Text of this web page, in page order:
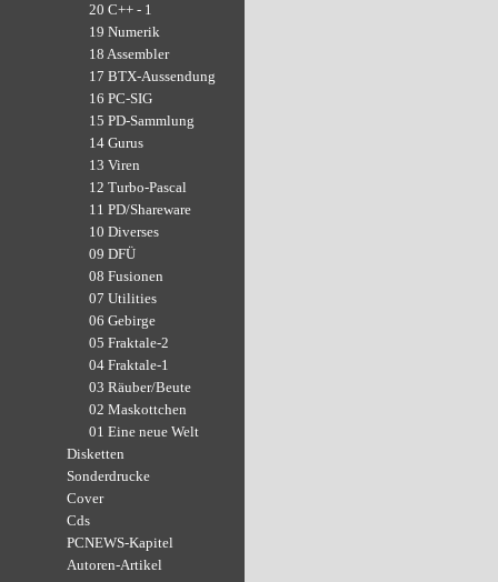
20 C++ - 1
19 Numerik
18 Assembler
17 BTX-Aussendung
16 PC-SIG
15 PD-Sammlung
14 Gurus
13 Viren
12 Turbo-Pascal
11 PD/Shareware
10 Diverses
09 DFÜ
08 Fusionen
07 Utilities
06 Gebirge
05 Fraktale-2
04 Fraktale-1
03 Räuber/Beute
02 Maskottchen
01 Eine neue Welt
Disketten
Sonderdrucke
Cover
Cds
PCNEWS-Kapitel
Autoren-Artikel